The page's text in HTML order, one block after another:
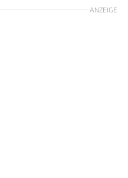
ANZEIGE